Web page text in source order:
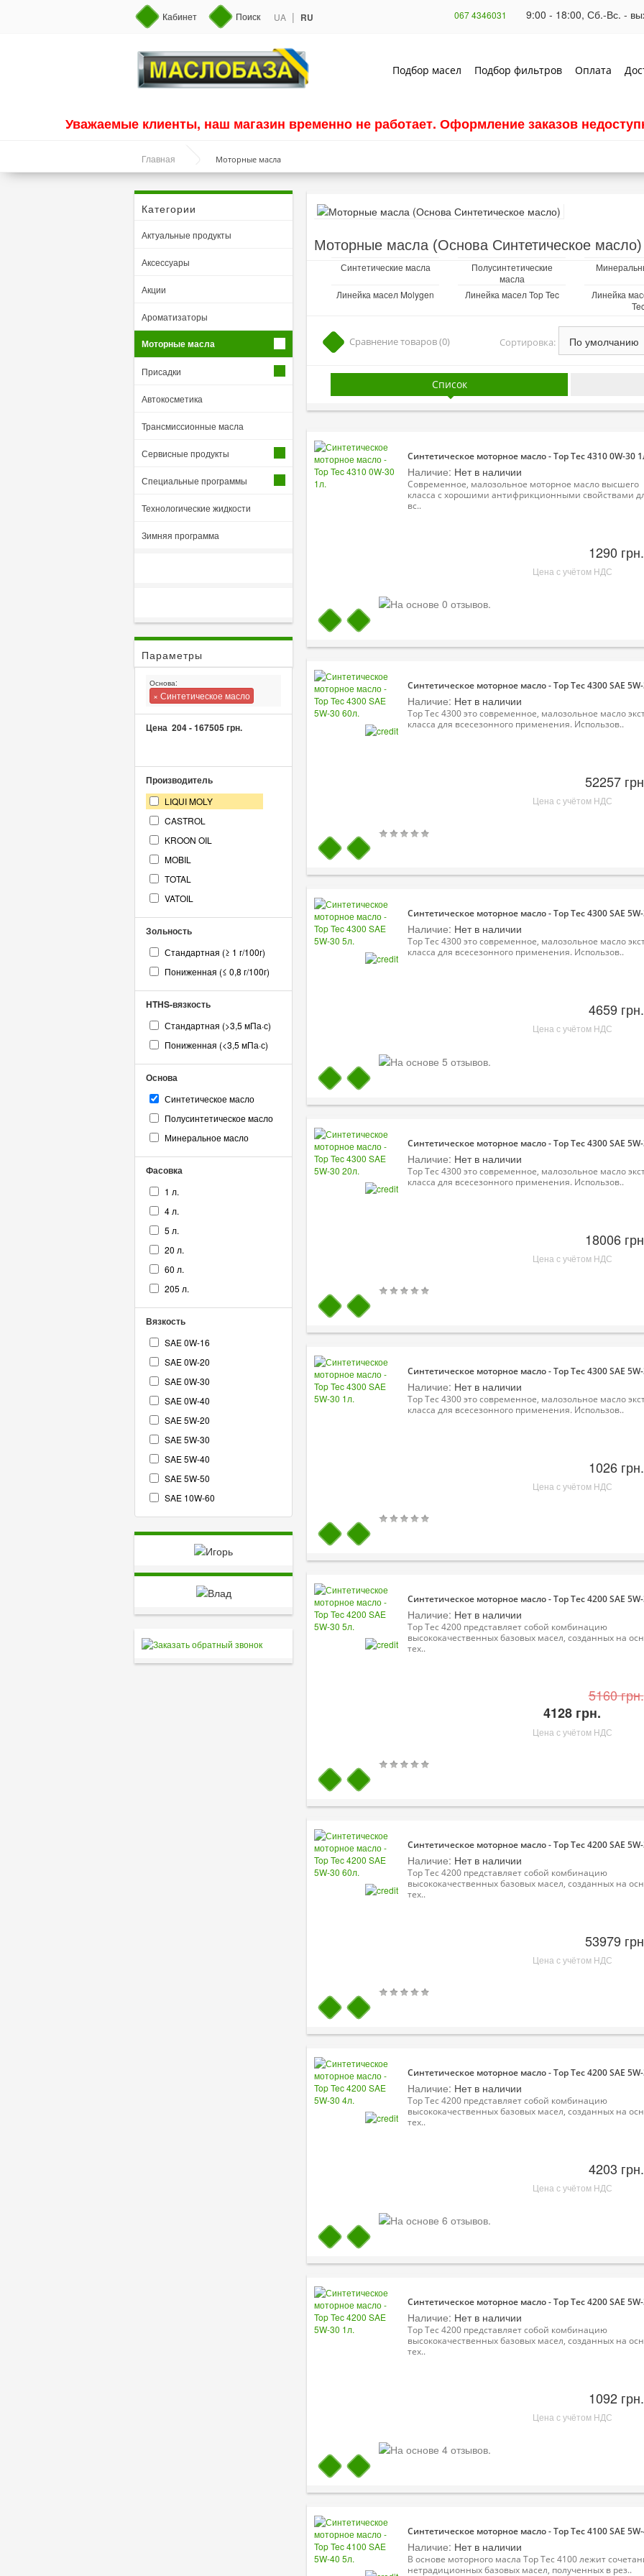
Кабинет Поиск UA | RU 067 4346031 9:00 - 18:00, Сб.-Вс. -
Подбор масел Подбор фильтров Оплата
Уважаемые клиенты, наш магазин временно не работает. Оформление заказов
Главная Моторные масла
Категории
Актуальные продукты
Аксессуары
Акции
Ароматизаторы
Моторные масла
Присадки
Автокосметика
Трансмиссионные масла
Сервисные продукты
Специальные программы
Технологические жидкости
Зимняя программа
Параметры
Основа:
× Синтетическое масло
Цена 204-167505грн.
Производитель
LIQUI MOLY
CASTROL
KROON OIL
MOBIL
TOTAL
VATOIL
Зольность
Стандартная (≥ 1 г/100г)
Пониженная (≤ 0,8 г/100г)
HTHS-вязкость
Стандартная (>3,5 мПа·с)
Пониженная (<3,5 мПа·с)
Основа
Синтетическое масло
Полусинтетическое масло
Минеральное масло
Фасовка
1 л.
4 л.
5 л.
20 л.
60 л.
205 л.
Вязкость
SAE 0W-16
SAE 0W-20
SAE 0W-30
SAE 0W-40
SAE 5W-20
SAE 5W-30
SAE 5W-40
SAE 5W-50
SAE 10W-60
Моторные масла (Основа Синтетическое масло)
Синтетические масла
Полусинтетические
масла
Линейка масел Molygen Линейка масел Top Tec
Линейка
Сравнение товаров (0) Сортировка:
Список
Синтетическое моторное масло - Top Tec 4310 0W-30
Наличие: Нет в наличии
Современное, малозольное моторное масло высшего
класса с хорошими антифрикционными свойствами
вс..
1290 грн.
Цена с учётом НДС
Синтетическое моторное масло - Top Tec 4300 SAE
Наличие: Нет в наличии
Top Tec 4300 это современное, малозольное масло
класса для всесезонного применения. Использов..
52257
Цена с учётом НДС
Синтетическое моторное масло - Top Tec 4300 SAE
Наличие: Нет в наличии
Top Tec 4300 это современное, малозольное масло
класса для всесезонного применения. Использов..
4659 грн.
Цена с учётом НДС
Синтетическое моторное масло - Top Tec 4300 SAE
Наличие: Нет в наличии
Top Tec 4300 это современное, малозольное масло
класса для всесезонного применения. Использов..
18006
Цена с учётом НДС
Синтетическое моторное масло - Top Tec 4300 SAE
Наличие: Нет в наличии
Top Tec 4300 это современное, малозольное масло
класса для всесезонного применения. Использов..
1026 грн.
Цена с учётом НДС
Синтетическое моторное масло - Top Tec 4200 SAE
Наличие: Нет в наличии
Top Tec 4200 представляет собой комбинацию
высококачественных базовых масел, созданных на
тех..
5160 грн.
4128 грн.
Цена с учётом НДС
Синтетическое моторное масло - Top Tec 4200 SAE
Наличие: Нет в наличии
Top Tec 4200 представляет собой комбинацию
высококачественных базовых масел, созданных на
тех..
53979
Цена с учётом НДС
Синтетическое моторное масло - Top Tec 4200 SAE
Наличие: Нет в наличии
Top Tec 4200 представляет собой комбинацию
высококачественных базовых масел, созданных на
тех..
4203 грн.
Цена с учётом НДС
Синтетическое моторное масло - Top Tec 4200 SAE
Наличие: Нет в наличии
Top Tec 4200 представляет собой комбинацию
высококачественных базовых масел, созданных на
тех..
1092 грн.
Цена с учётом НДС
Синтетическое моторное масло - Top Tec 4100 SAE
Наличие: Нет в наличии
В основе моторного масла Top Tec 4100 лежит
нетрадиционных базовых масел, полученных в рез..